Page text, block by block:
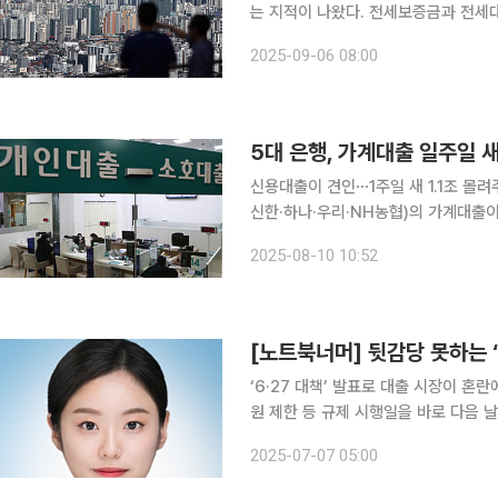
는 지적이 나왔다. 전세보증금과 전
은 최근 발표한 ‘국내 주택 임대차시
2025-09-06 08:00
5대 은행, 가계대출 일주일
신용대출이 견인⋯1주일 새 1.1조 몰려주담대
신한·하나·우리·NH농협)의 가계대
대 은행의 7일 기준 가계대출 잔액은
2025-08-10 10:52
[노트북너머] 뒷감당 못하는
‘6·27 대책’ 발표로 대출 시장이 혼
원 제한 등 규제 시행일을 바로 다음
점휴업’에 놓였다. 헐레벌떡 창구를
2025-07-07 05:00